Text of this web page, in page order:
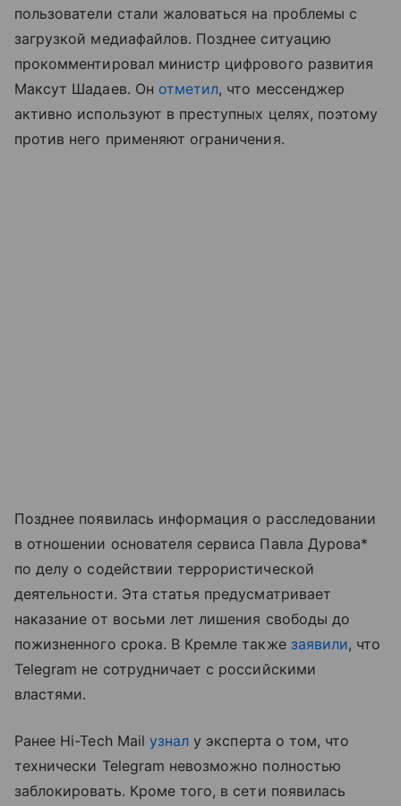
пользователи стали жаловаться на проблемы с
загрузкой медиафайлов. Позднее ситуацию
прокомментировал министр цифрового развития
Максут Шадаев. Он отметил, что мессенджер
активно используют в преступных целях, поэтому
против него применяют ограничения.
Позднее появилась информация о расследовании
в отношении основателя сервиса Павла Дурова*
по делу о содействии террористической
деятельности. Эта статья предусматривает
наказание от восьми лет лишения свободы до
пожизненного срока. В Кремле также заявили, что
Telegram не сотрудничает с российскими
властями.
Ранее Hi-Tech Mail узнал у эксперта о том, что
технически Telegram невозможно полностью
заблокировать. Кроме того, в сети появилась